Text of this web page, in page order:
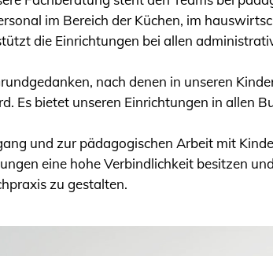
im Bereich der Küchen, im
die Einrichtungen bei allen
nach denen in unseren
Es bietet unseren Einrichtungen in allen
und zur pädagogischen Arbeit mit
eine hohe Verbindlichkeit besitzen
zu gestalten.